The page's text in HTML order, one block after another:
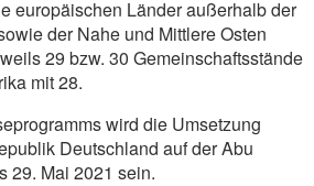
europäischen Länder außerhalb der
der Nahe und Mittlere Osten
29 bzw. 30 Gemeinschaftsstände
mit 28.
wird die Umsetzung
Deutschland auf der Abu
29. Mai 2021 sein.